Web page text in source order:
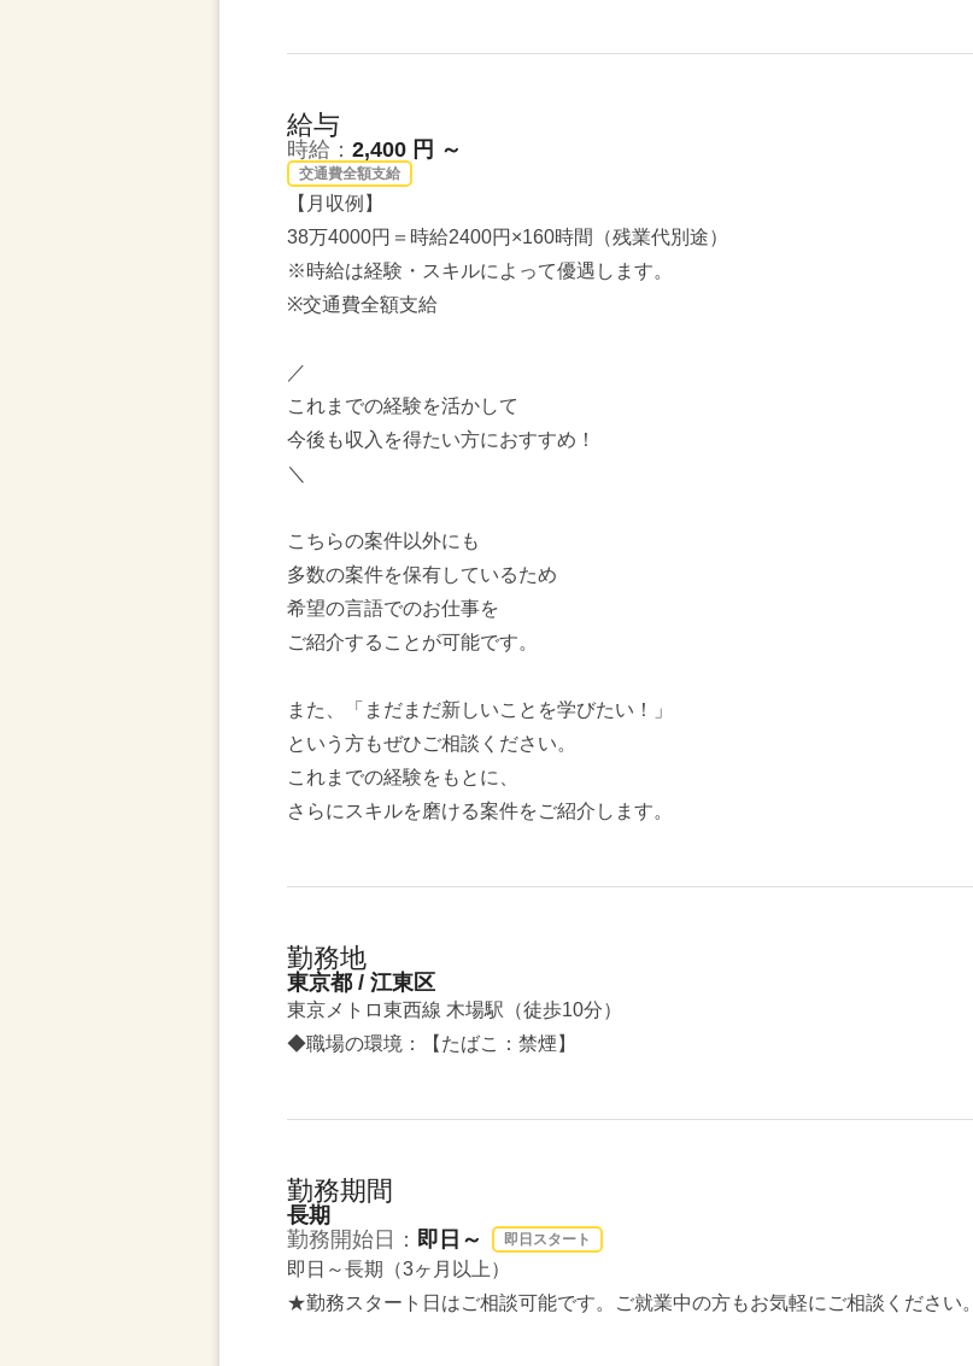
給与
時給： 2,400 円 ～
交通費全額支給
【月収例】
38万4000円＝時給2400円×160時間（残業代別途）
※時給は経験・スキルによって優遇します。
※交通費全額支給
／
これまでの経験を活かして
今後も収入を得たい方におすすめ！
＼
こちらの案件以外にも
多数の案件を保有しているため
希望の言語でのお仕事を
ご紹介することが可能です。
また、「まだまだ新しいことを学びたい！」
という方もぜひご相談ください。
これまでの経験をもとに、
さらにスキルを磨ける案件をご紹介します。
勤務地
東京都 / 江東区
東京メトロ東西線 木場駅（徒歩10分）
◆職場の環境：【たばこ：禁煙】
勤務期間
長期
勤務開始日： 即日～ 即日スタート
即日～長期（3ヶ月以上）
★勤務スタート日はご相談可能です。ご就業中の方もお気軽にご相談ください。